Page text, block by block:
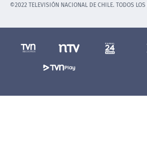
©2022 TELEVISIÓN NACIONAL DE CHILE. TODOS LOS